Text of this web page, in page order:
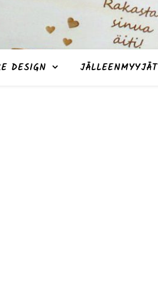
DESIGN JÄLLEENMYYJÄT